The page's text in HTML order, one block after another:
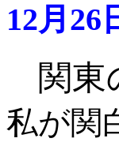
12月26
関東
私が関